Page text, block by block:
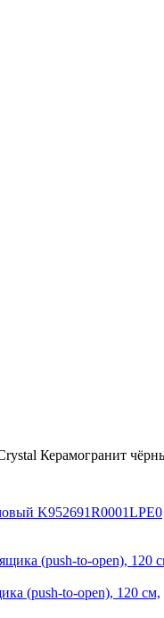
Керамогранит
K952691R0001LPE0
(push-to-open), 120 см,